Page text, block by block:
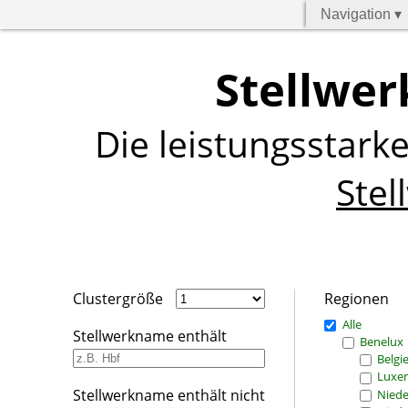
Navigation ▾
Die
Clustergröße
Stellwerkname enthält
Stellwerkname enthält nicht
Regionen
Alle
Benelux